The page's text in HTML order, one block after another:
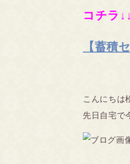
コチラ
【蓄積
こんにちは
先日自宅で